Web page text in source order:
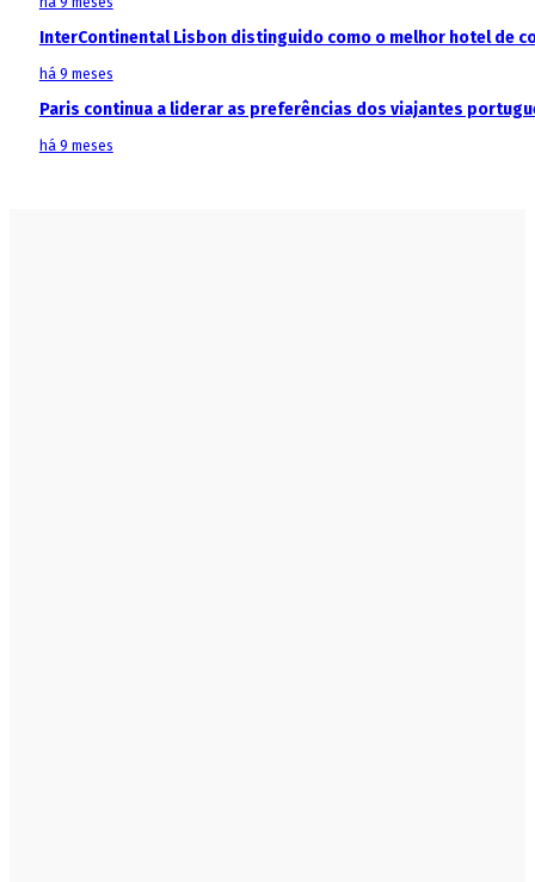
InterContinental Lisbon distinguido como o melhor hotel de
há 9 meses
Paris continua a liderar as preferências dos viajantes
há 9 meses